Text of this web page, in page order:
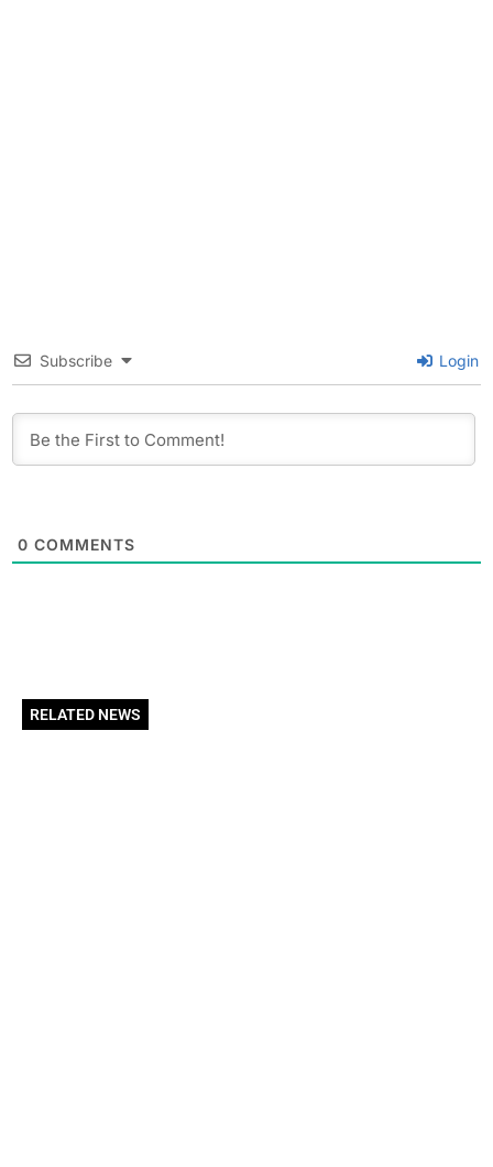
Subscribe Login
0 COMMENTS
RELATED NEWS